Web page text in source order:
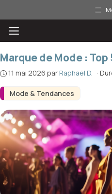
au
contenuMenu
Mode & Tendances
Marque de Mode :
11 mai 2026 par Raphaël D. ·